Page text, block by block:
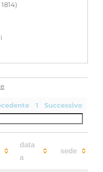
1 Successivo
data
a
sede